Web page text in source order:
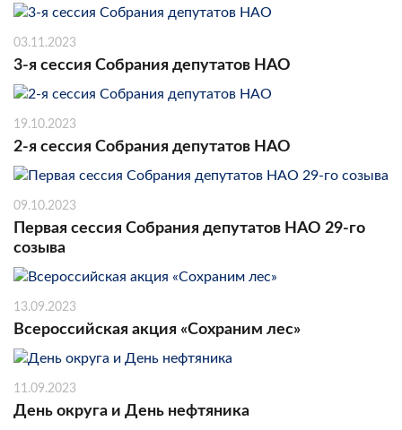
03.11.2023
3-я сессия Собрания депутатов НАО
19.10.2023
2-я сессия Собрания депутатов НАО
09.10.2023
Первая сессия Собрания депутатов НАО 29-го
созыва
13.09.2023
Всероссийская акция «Сохраним лес»
11.09.2023
День округа и День нефтяника